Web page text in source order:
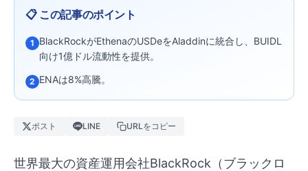
📋 この記事のポイント
1 BlackRockがEthenaのUSDeをAladdinに統合し、BUIDL
向け1億ドル流動性を提供。
2 ENAは8%高騰。
ポスト LINE URLをコピー
世界最大の資産運用会社BlackRock（ブラックロ